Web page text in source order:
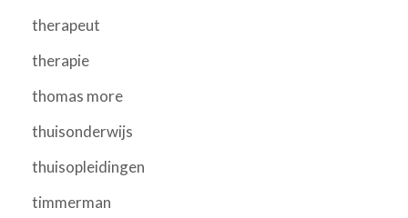
therapeut
therapie
thomas more
thuisonderwijs
thuisopleidingen
timmerman